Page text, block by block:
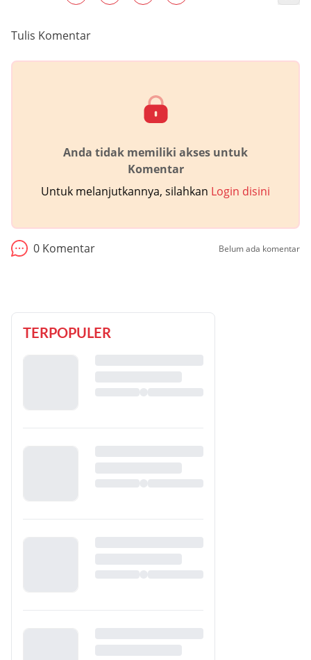
Tulis Komentar
Anda tidak memiliki akses untuk
Komentar
Untuk melanjutkannya, silahkan Login disini
0 Komentar Belum ada komentar
TERPOPULER